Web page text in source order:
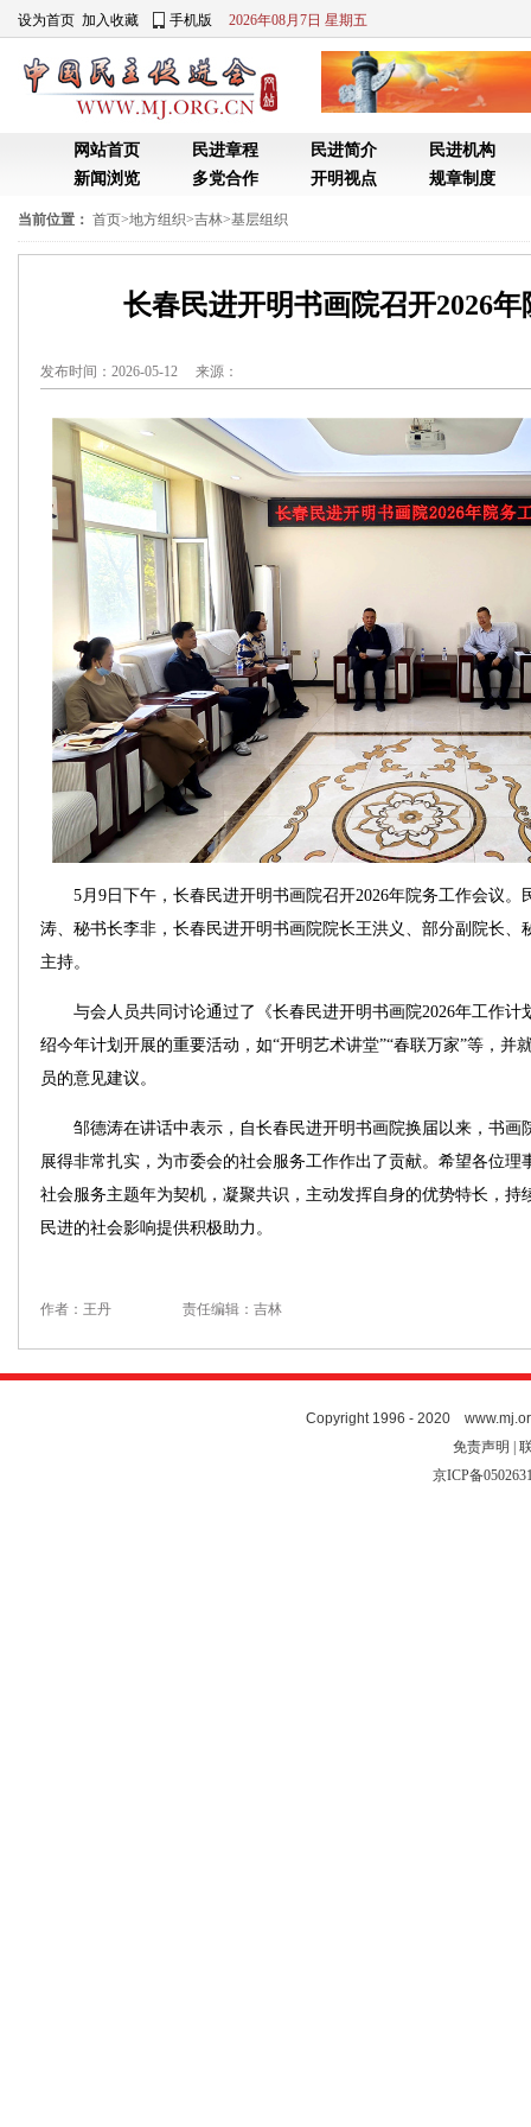
设为首页 加入收藏 手机版 2026年08月7日 星期五
网站首页 民进章程 民进简介
民进机构
新闻浏览
多党合作 开明视点 规章制度
当前位置： 首页>地方组织>吉林>基层组织
长春民进开明书画院召开2026
发布时间：2026-05-12 来源：
5月9日下午，长春民进开明书画院召开2026年院务工作会议。
涛、秘书长李非，长春民进开明书画院院长王洪义、部分副院长、
主持。
与会人员共同讨论通过了《长春民进开明书画院2026年工作计
绍今年计划开展的重要活动，如“开明艺术讲堂”“春联万家”等，并
员的意见建议。
邹德涛在讲话中表示，自长春民进开明书画院换届以来，书画
展得非常扎实，为市委会的社会服务工作作出了贡献。希望各位理
社会服务主题年为契机，凝聚共识，主动发挥自身的优势特长，持
民进的社会影响提供积极助力。
作者：王丹 责任编辑：吉林
Copyright 1996 - 2020
免责声明 |
京ICP备